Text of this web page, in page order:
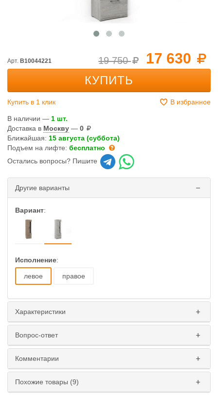
17 630
19 750
Арт. B10044221
КУПИТЬ
Купить в 1 клик В избранное
В наличии — 1 шт.
Доставка в Москву — 0
Ближайшая: 15 августа (суббота)
Подъем на лифте: бесплатно
Остались вопросы? Пишите
Другие варианты
Вариант:
Исполнение:
левое правое
Характеристики
Вопрос-ответ
Комментарии
Похожие товары (9)